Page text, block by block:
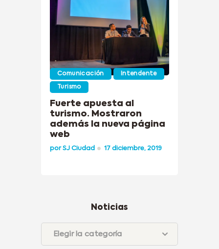
Comunicación Intendente
Turismo
Fuerte apuesta al
turismo. Mostraron
además la nueva página
web
porSJ Ciudad 17 diciembre, 2019
Noticias